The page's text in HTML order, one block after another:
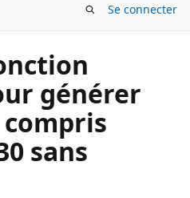
Se connecter
générer
sans